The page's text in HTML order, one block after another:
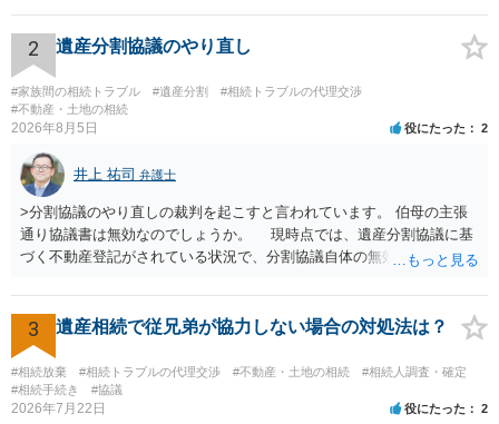
理証明を家庭裁判所で取得し、コピーを答弁書に添えて裁判所に提出
してください。 質問２について 請求棄却を求める答弁書を提出すれ
ば、第１回期日は出席する必要がありません。その日は差支え（用事
があり出席できない）との記載で十分です。 質問３について 弁護士で
はないので、ｍｉｎｔｓでの提出の必要は無いと思います。郵送（期
限までに届けばよい）で十分です。 詳細は、書面記載の裁判所書記官
にお問い合わせください。 以上、ご参考まで。
2 遺産分割協議のやり直し
#家族間の相続トラブル #遺産分割
#相続トラブルの代理交渉
#不動産・土地の相続
2026年8月5日 役にたった 2
井上 祐司 弁護士
>分割協議のやり直しの裁判を起こすと言われています。 伯母の主張
通り協議書は無効なのでしょうか。 現時点では、遺産分割協議に基
づく不動産登記がされている状況で、分割協議自体の無効を裁判所が
方の訴訟の主張及び立証次第ですが、 ・御祖母様の認知能力に関する
医師の意見書、筆跡鑑定 が提出されればその効力が否定される可能性
はありますが、 ・伯母様自身が分割協議に加わっていること ・御祖母
様の意に反する遺産分割協議を行う実益が誰にあったかの立証が困難
であること からすると、実際に遺産分割協議の効力が否定される可能
性はそれほど高くない（立証のハードルは非常に高い）ということが
3 遺産相続で従兄弟が協力しない場合の対処法は？
#相続放棄 #相続トラブルの代理交渉 #不動産・土地の相続
#相続人調査・確定
#相続手続き
#協議
2026年7月22日 役にたった 2